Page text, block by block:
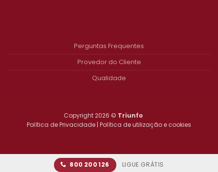
Perguntas Frequentes
Provedor do Cliente
Qualidade
800 200 126 LIGUE GRÁTIS
Copyright 2026 © Triunfo
Política de Privacidade | Política de utilização e cookies